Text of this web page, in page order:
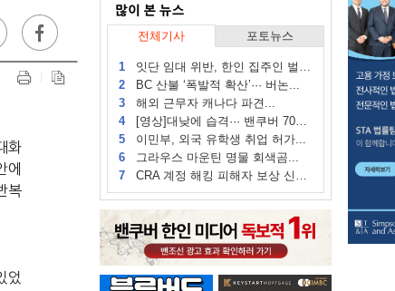
화
에
복
었
전체기사 포토뉴스
1잇단 임대 위반, 한인 집주인 벌금...
2BC 산불 ‘폭발적 확산’··· 버논...
3해외 근무자 캐나다 파견...
4[영상]대낮에 습격··· 밴쿠버 70대...
5이민부, 외국 유학생 취업 허가...
6그라우스 마운틴 명물 회색곰...
7CRA 계정 해킹 피해자 보상 신청 시작